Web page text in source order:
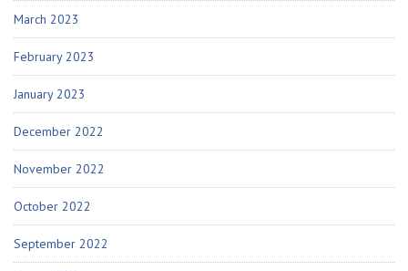
March 2023
February 2023
January 2023
December 2022
November 2022
October 2022
September 2022